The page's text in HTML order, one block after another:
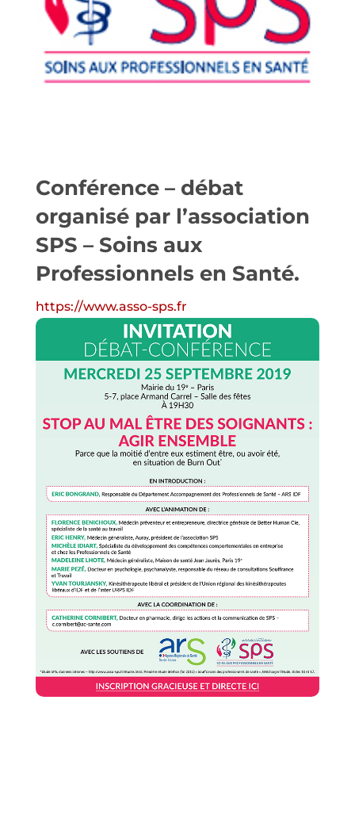
Conférence – débat
organisé par l’association
SPS – Soins aux
Professionnels en Santé.
https://www.asso-sps.fr